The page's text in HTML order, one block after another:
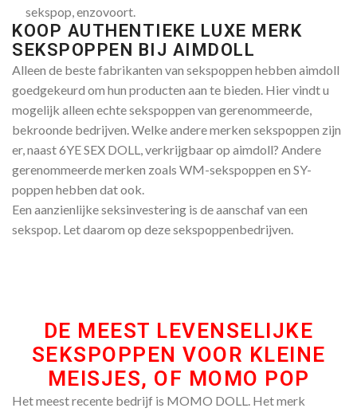
sekspop, enzovoort.
KOOP AUTHENTIEKE LUXE MERK
SEKSPOPPEN BIJ AIMDOLL
Alleen de beste fabrikanten van sekspoppen hebben aimdoll
goedgekeurd om hun producten aan te bieden. Hier vindt u
mogelijk alleen echte sekspoppen van gerenommeerde,
bekroonde bedrijven. Welke andere merken sekspoppen zijn
er, naast 6YE SEX DOLL, verkrijgbaar op aimdoll? Andere
gerenommeerde merken zoals WM-sekspoppen en SY-
poppen hebben dat ook.
Een aanzienlijke seksinvestering is de aanschaf van een
sekspop. Let daarom op deze sekspoppenbedrijven.
DE MEEST LEVENSELIJKE
SEKSPOPPEN VOOR KLEINE
MEISJES, OF MOMO POP
Het meest recente bedrijf is MOMO DOLL. Het merk